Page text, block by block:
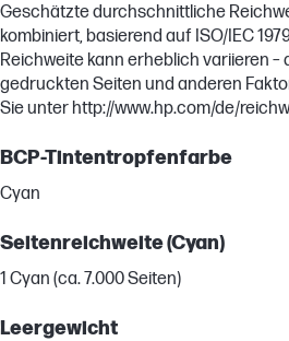
Geschätzte durchschnittliche
kombiniert, basierend auf ISO/IEC
Reichweite kann erheblich variieren
gedruckten Seiten und anderen
Sie unter http://www.hp.com/de/
BCP-Tintentropfenfarbe
Cyan
Seitenreichweite (Cyan)
1 Cyan (ca. 7.000 Seiten)
Leergewicht